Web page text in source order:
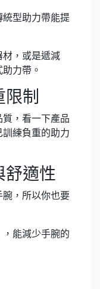
型助力帶能提
材，或是遞減
力帶。
制
，看一下產品
練負重的助力
舒適性
腕，所以你也要
能減少手腕的